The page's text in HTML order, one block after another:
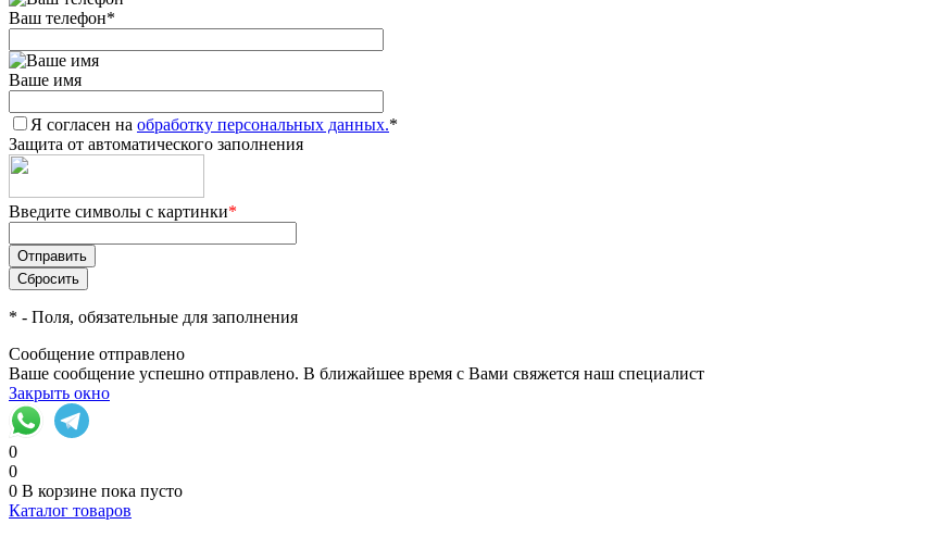
Ваш телефон*
Ваше имя
Я согласен на обработку персональных данных.*
Защита от автоматического заполнения
Введите символы с картинки*
* - Поля, обязательные для заполнения
Сообщение отправлено
Ваше сообщение успешно отправлено. В ближайшее время с Вами свяжется наш специалист
Закрыть окно
0
0
0 В корзине пока пусто
Каталог товаров